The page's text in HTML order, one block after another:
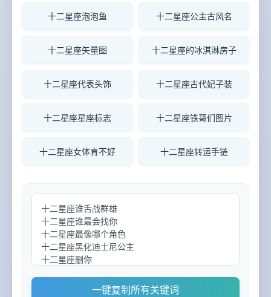
十二星座泡泡鱼 十二星座公主古风名
十二星座矢量图 十二星座的冰淇淋房子
十二星座代表头饰 十二星座古代妃子装
十二星座星座标志 十二星座铁哥们图片
十二星座女体育不好 十二星座转运手链
一键复制所有关键词